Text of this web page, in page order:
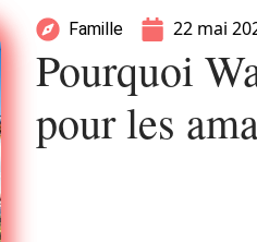
Famille 22 mai
Pourquoi
pour les